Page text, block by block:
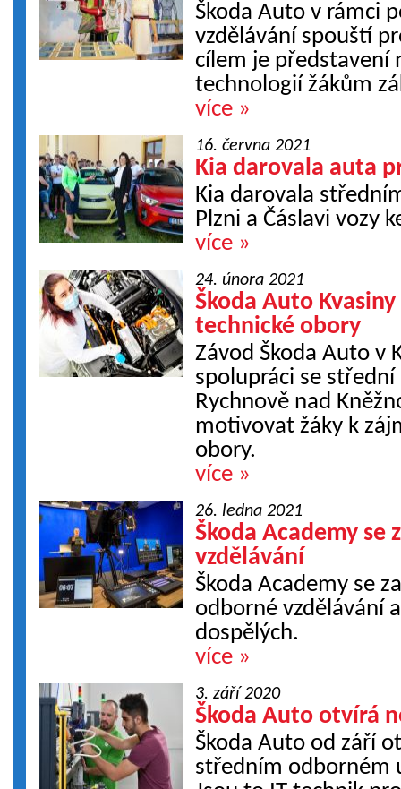
Škoda Auto v rámci
vzdělávání spouští
cílem je představení
technologií žákům
více »
16. června 2021
Kia darovala auta
Kia darovala
Plzni a Čáslavi vozy
více »
24. února 2021
Škoda Auto
technické obory
Závod Škoda Auto v
spolupráci se
Rychnově nad
motivovat žáky k
obory.
více »
26. ledna 2021
Škoda Academy
vzdělávání
Škoda Academy se
odborné vzdělávání
dospělých.
více »
3. září 2020
Škoda Auto otvírá
Škoda Auto od září
středním odborném